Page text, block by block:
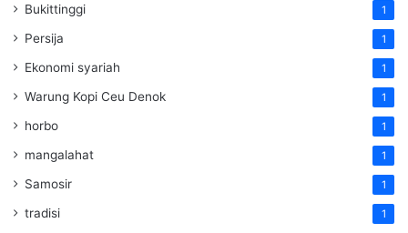
Bukittinggi 1
Persija 1
Ekonomi syariah 1
Warung Kopi Ceu Denok 1
horbo 1
mangalahat 1
Samosir 1
tradisi 1